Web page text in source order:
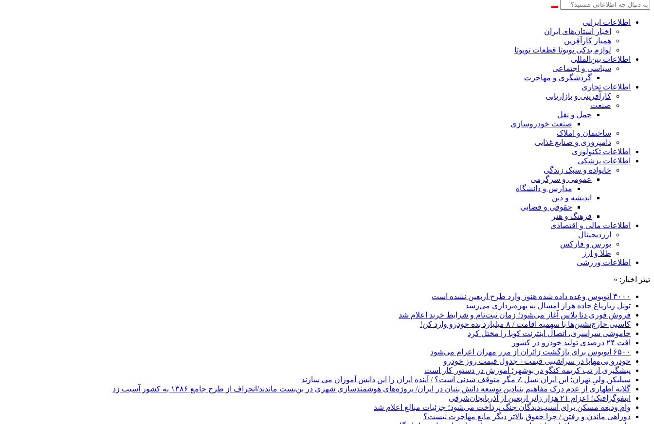
اطلاعات‌ ‎ایرانی
اخبار استان‌های ایران
همیار کارآفرین
لوازم یدکی تویوتا قطعات تویوتا
اطلاعات بین‌المللی
سیاسی و اجتماعی
گردشگری و مهاجرت
اطلاعات تجاری
کارآفرینی و بازاریابی
صنعت
حمل و نقل
صنعت خودروسازی
ساختمان و املاک
دامپروری و صنایع غذایی
اطلاعات تکنولوژی
اطلاعات پزشکی
خانواده و سبک زندگی
عمومی و سرگرمی
مدارس و دانشگاه
اندیشه و دین
حقوقی و قضایی
فرهنگ و هنر
اطلاعات مالی و اقتصادی
ارزدیجیتال
بورس و فارکس
طلا و ارز
اطلاعات ورزشی
تیتر اخبار: »
۳۰۰۰ اتوبوس وعده داده شده هنوز وارد طرح اربعین نشده است
تونل زیارباغ جاده هراز امسال به بهره‌برداری می‌رسد
فروش فوری دنا پلاس آغاز می‌شود؛ زمان ثبت‌نام و شرایط خرید اعلام شد
کاسبی خارج‌نشین‌ها با سهمیه اقامت / ۸ میلیارد بده خودرو وارد کن!
خاموشی سراسری، اتصال اینترنت کوبا را مختل کرد
افت ۲۴ درصدی تولید خودرو در کشور
۶۵۰۰ اتوبوس برای بازگشت زائران از مرز مهران اعزام می‌شود
خودرو بی‌مهابا در سراشیبی قیمت+ جدول قیمت روز خودرو
پیشگیری از تب کریمه کنگو در بوشهر؛ آموزش در دستور کار است
سیلیکن ولیِ تهران؛ این ایران نسل Z مگر متوقف شدنی است؟ / آینده ایران را این دانش آموزان می سازند
گلایه اطهاری از عدم درک مفاهیم بنیادین توسعه دانش بنیان در ایران/ پروژه‌های هوشمندسازی شهری در بن‌بست ماندند/انحراف از طرح جامع ۱۳۸۶ به کشور آسیب زد
اینفوگرافیک؛ اعزام ۲۱ هزار زائر اربعین از آذربایجان‌شرقی
وام ودیعه مسکن برای آسیب‌دیدگان جنگ پرداخت می‌شود؛ جزئیات مبالغ اعلام شد
دوراهی ماندن و رفتن / چرا حقوق بالاتر دیگر مانع مهاجرت نیست؟